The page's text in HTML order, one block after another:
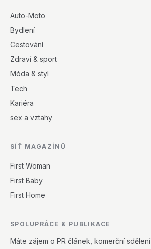
Auto-Moto
Bydlení
Cestování
Zdraví & sport
Móda & styl
Tech
Kariéra
sex a vztahy
SÍŤ MAGAZÍNŮ
First Woman
First Baby
First Home
SPOLUPRÁCE & PUBLIKACE
Máte zájem o PR článek, komerční sdělení